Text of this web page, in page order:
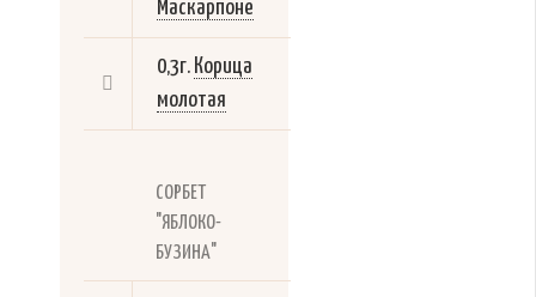
Маскарпоне
0,3г. Корица
молотая
СОРБЕТ
"ЯБЛОКО-
БУЗИНА"